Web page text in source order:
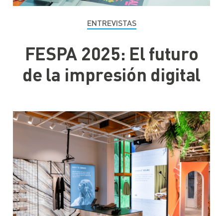
ENTREVISTAS
FESPA 2025: El futuro
de la impresión digital